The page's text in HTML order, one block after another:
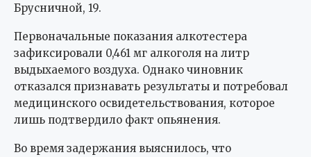
Брусничной, 19.
Первоначальные показания алкотестера
зафиксировали 0,461 мг алкоголя на литр
выдыхаемого воздуха. Однако чиновник
отказался признавать результаты и потребовал
медицинского освидетельствования, которое
лишь подтвердило факт опьянения.
Во время задержания выяснилось, что